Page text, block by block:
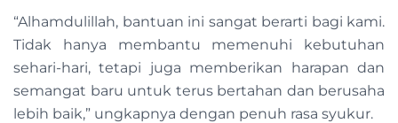
“Alhamdulillah, bantuan ini sangat berarti bagi kami.
Tidak hanya membantu memenuhi kebutuhan
sehari-hari, tetapi juga memberikan harapan dan
semangat baru untuk terus bertahan dan berusaha
lebih baik,” ungkapnya dengan penuh rasa syukur.